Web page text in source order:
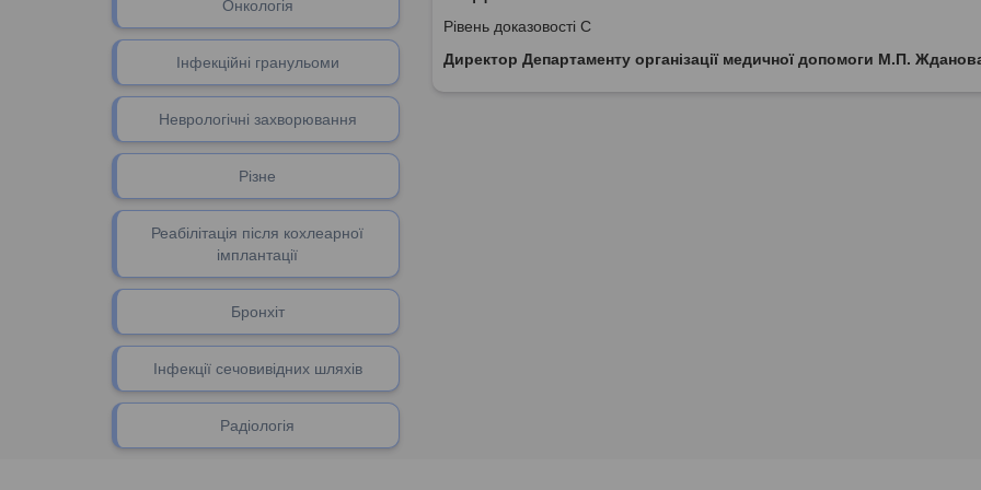
Онкологія
Інфекційні гранульоми
Неврологічні захворювання
Різне
Реабілітація після кохлеарної
імплантації
Бронхіт
Інфекції сечовивідних шляхів
Радіологія
Рівень доказовості С
Директор Департаменту організації медичної допомоги М.П.